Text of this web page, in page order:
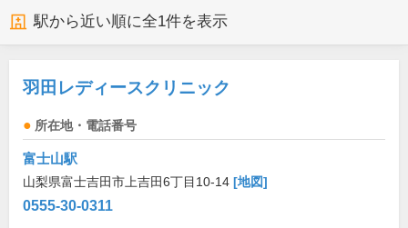
駅から近い順に全1件を表示
羽田レディースクリニック
所在地・電話番号
富士山駅
山梨県富士吉田市上吉田6丁目10-14 [地図]
0555-30-0311